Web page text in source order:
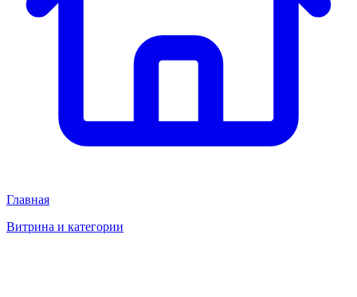
Главная
Витрина и категории